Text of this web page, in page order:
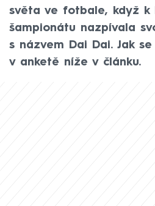
světa ve fotbale, když k
šampionátu nazpívala
s názvem Dai Dai. Jak
v anketě níže v článku.